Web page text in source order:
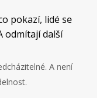
pokazí, lidé se
odmítají další
A není